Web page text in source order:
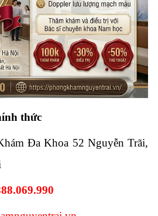
thức
Đa Khoa 52 Nguyễn Trãi,